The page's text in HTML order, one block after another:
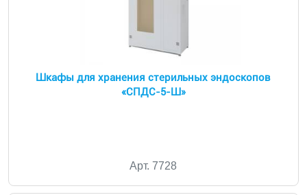
Шкафы для хранения стерильных эндоскопов
«СПДС-5-Ш»
Арт. 7728